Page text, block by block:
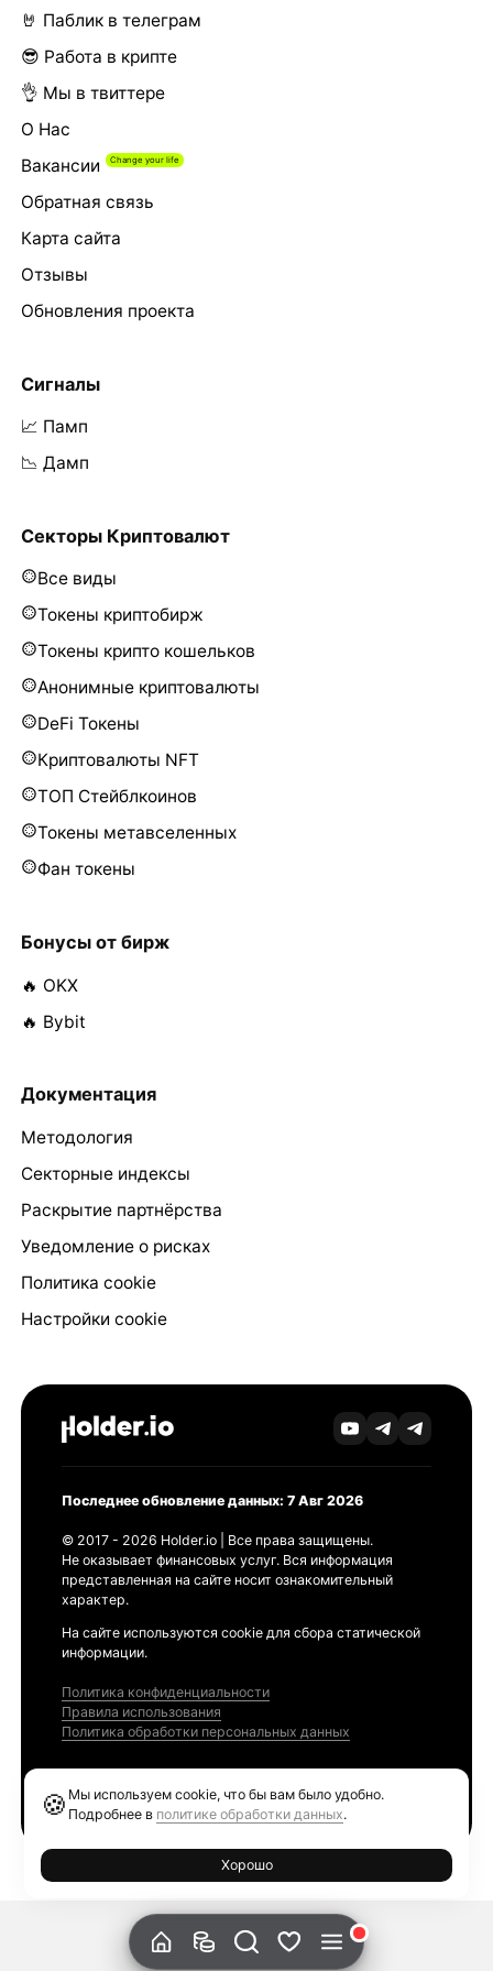
🤘 Паблик в телеграм
😎 Работа в крипте
👌 Мы в твиттере
О Нас
Вакансии
Обратная связь
Карта сайта
Отзывы
Обновления проекта
Сигналы
📈 Памп
📉 Дамп
Секторы Криптовалют
Все виды
Токены криптобирж
Токены крипто кошельков
Анонимные криптовалюты
DeFi Токены
Криптовалюты NFT
ТОП Стейблкоинов
Токены метавселенных
Фан токены
Бонусы от бирж
🔥 OKX
🔥 Bybit
Документация
Методология
Секторные индексы
Раскрытие партнёрства
Уведомление о рисках
Политика cookie
Настройки cookie
Последнее обновление данных: 7 Авг 2026
© 2017 - 2026 Holder.io | Все права защищены.
Не оказывает финансовых услуг. Вся информация
представленная на сайте носит ознакомительный
характер.
На сайте используются cookie для сбора статической
информации.
Политика конфиденциальности
Правила использования
Политика обработки персональных данных
🍪 Мы используем cookie, что бы вам было удобно.
Подробнее в политике обработки данных.
Хорошо
Ethereum GAS Tracker